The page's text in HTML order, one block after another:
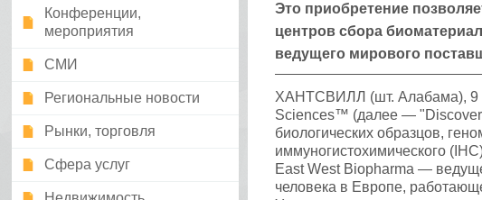
Конференции,
мероприятия
СМИ
Региональные новости
Рынки, торговля
Сфера услуг
Это приобретение
центров сбора
ведущего мирового
ХАНТСВИЛЛ (шт. Алабама), 9
Sciences™ (далее —
биологических образцов,
иммуногистохимического
East West Biopharma —
человека в Европе,